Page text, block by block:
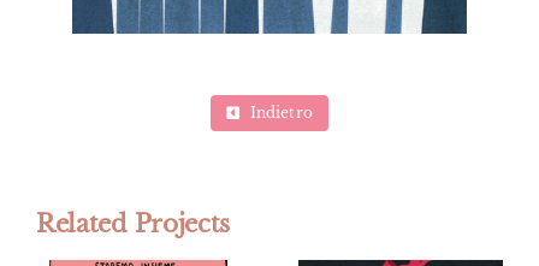
Indietro
Related Projects
Se fa male
non è amore,